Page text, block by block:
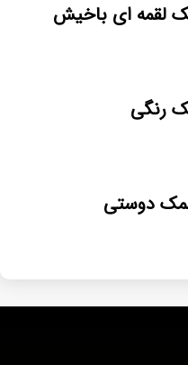
لقمه ای باخیش
رنگی
دوستی